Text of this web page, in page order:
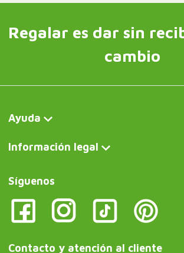
Regalar es dar sin
cambio
Ayuda
Información legal
Síguenos
Contacto y atención al cliente